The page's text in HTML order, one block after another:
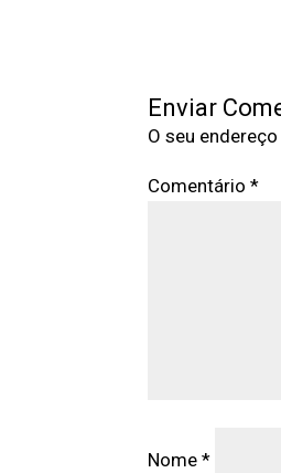
Enviar
O seu
Comentário*
Nome*